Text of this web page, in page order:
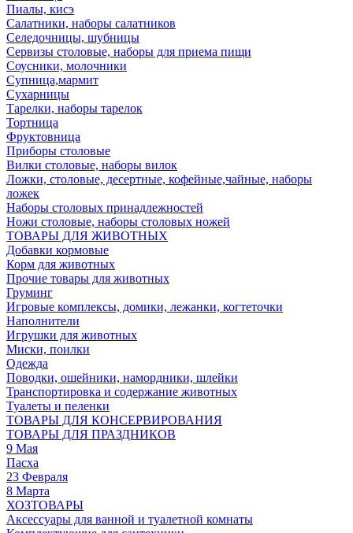
Пиалы, кисэ
Салатники, наборы салатников
Селедочницы, шубницы
Сервизы столовые, наборы для приема пищи
Соусники, молочники
Супница,мармит
Сухарницы
Тарелки, наборы тарелок
Тортница
Фруктовница
Приборы столовые
Вилки столовые, наборы вилок
Ложки, столовые, десертные, кофейные,чайные, наборы
ложек
Наборы столовых принадлежностей
Ножи столовые, наборы столовых ножей
ТОВАРЫ ДЛЯ ЖИВОТНЫХ
Добавки кормовые
Корм для животных
Прочие товары для животных
Груминг
Игровые комплексы, домики, лежанки, когтеточки
Наполнители
Игрушки для животных
Миски, поилки
Одежда
Поводки, ошейники, намордники, шлейки
Транспортировка и содержание животных
Туалеты и пеленки
ТОВАРЫ ДЛЯ КОНСЕРВИРОВАНИЯ
ТОВАРЫ ДЛЯ ПРАЗДНИКОВ
9 Мая
Пасха
23 Февраля
8 Марта
ХОЗТОВАРЫ
Аксессуары для ванной и туалетной комнаты